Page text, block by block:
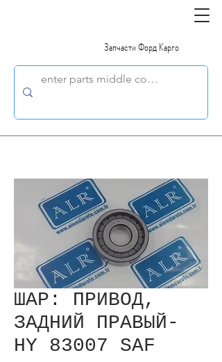
Запчасти Форд Карго
ШАР: ПРИВОД,
ЗАДНИЙ ПРАВЫЙ-
HY 83007 SAF